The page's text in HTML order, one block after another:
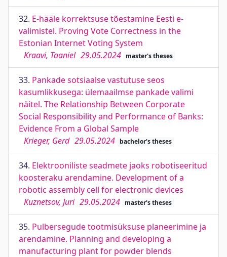
32. E-hääle korrektsuse tõestamine Eesti e-
valimistel. Proving Vote Correctness in the
Estonian Internet Voting System
Kraavi, Taaniel 29.05.2024 master's theses
33. Pankade sotsiaalse vastutuse seos
kasumlikkusega: ülemaailmse pankade valimi
näitel. The Relationship Between Corporate
Social Responsibility and Performance of Banks:
Evidence From a Global Sample
Krieger, Gerd 29.05.2024 bachelor's theses
34. Elektrooniliste seadmete jaoks robotiseeritud
koosteraku arendamine. Development of a
robotic assembly cell for electronic devices
Kuznetsov, Juri 29.05.2024 master's theses
35. Pulbersegude tootmisüksuse planeerimine ja
arendamine. Planning and developing a
manufacturing plant for powder blends